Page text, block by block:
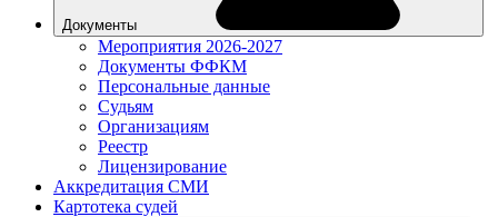
Документы
Мероприятия 2026-2027
Документы ФФКМ
Персональные данные
Судьям
Организациям
Реестр
Лицензирование
Аккредитация СМИ
Картотека судей